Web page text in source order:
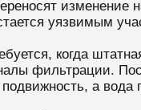
изменение
уязвимым
когда
фильтрации.
а вода